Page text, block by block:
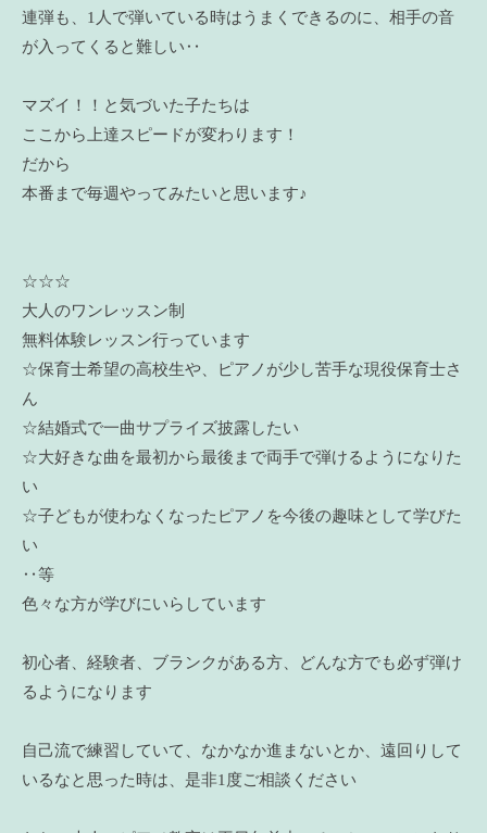
連弾も、1人で弾いている時はうまくできるのに、相手の音
が入ってくると難しい‥
マズイ！！と気づいた子たちは
ここから上達スピードが変わります！
だから
本番まで毎週やってみたいと思います♪
☆☆☆
大人のワンレッスン制
無料体験レッスン行っています
☆保育士希望の高校生や、ピアノが少し苦手な現役保育士さ
ん
☆結婚式で一曲サプライズ披露したい
☆大好きな曲を最初から最後まで両手で弾けるようになりた
い
☆子どもが使わなくなったピアノを今後の趣味として学びた
い
‥等
色々な方が学びにいらしています
初心者、経験者、ブランクがある方、どんな方でも必ず弾け
るようになります
自己流で練習していて、なかなか進まないとか、遠回りして
いるなと思った時は、是非1度ご相談ください